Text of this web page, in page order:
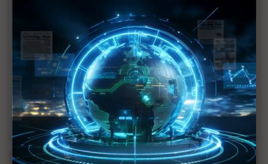
英特爾EMIB良率達標 聯發科第2代ASIC產品
2028準時量產
光進銅退更明確？ 聯發科估SerDes 448G為銅
線「最終戰場」
SpaceX晶片採購大轉向 Elon Musk捨超微全面
採用NVIDIA